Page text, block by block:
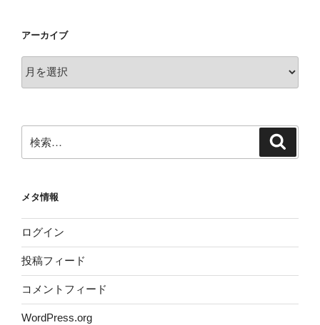
アーカイブ
ー
索:
メタ情報
ログイン
投稿フィード
コメントフィード
WordPress.org